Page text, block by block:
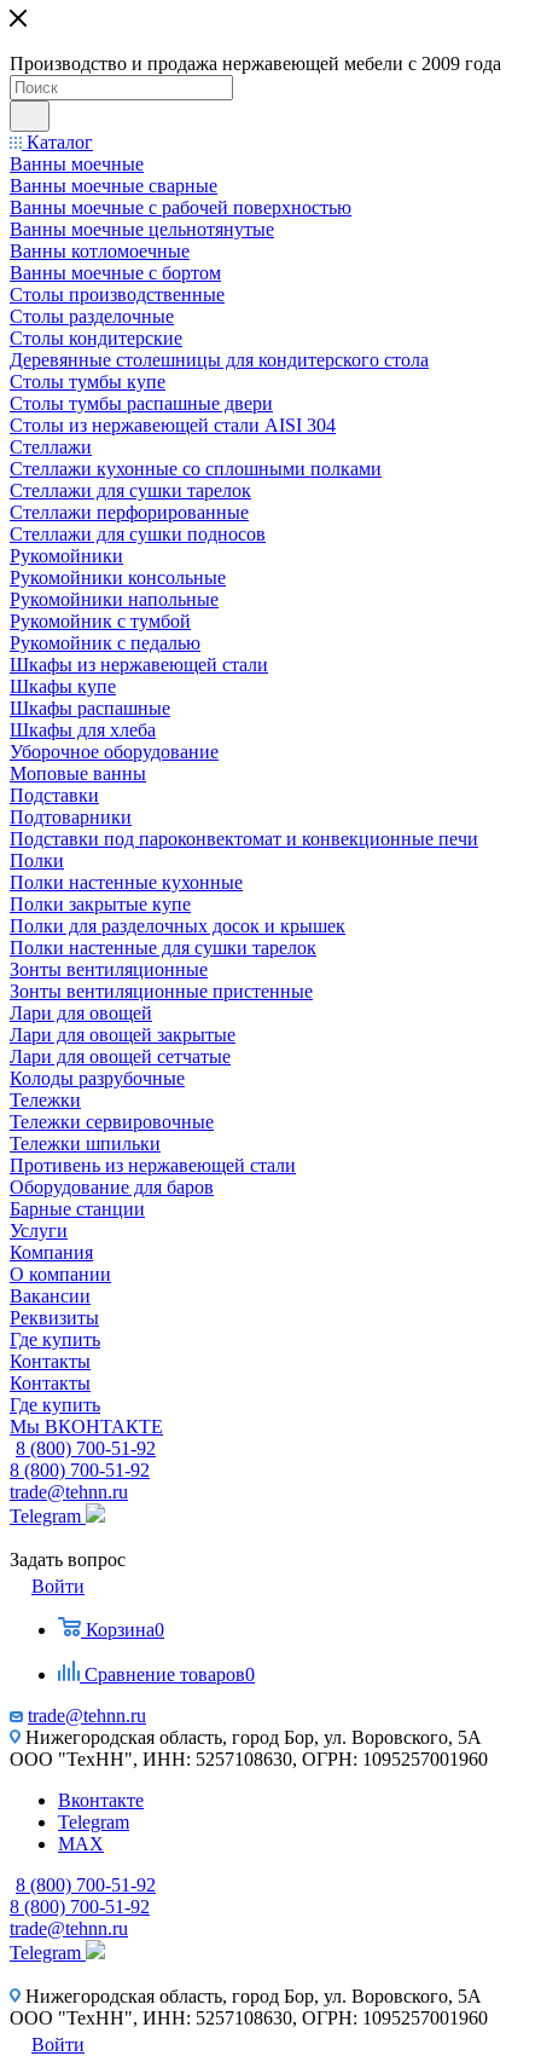
Производство и продажа нержавеющей мебели с 2009 года
Каталог
Ванны моечные
Ванны моечные сварные
Ванны моечные с рабочей поверхностью
Ванны моечные цельнотянутые
Ванны котломоечные
Ванны моечные с бортом
Столы производственные
Столы разделочные
Столы кондитерские
Деревянные столешницы для кондитерского стола
Столы тумбы купе
Столы тумбы распашные двери
Столы из нержавеющей стали AISI 304
Стеллажи
Стеллажи кухонные со сплошными полками
Стеллажи для сушки тарелок
Стеллажи перфорированные
Стеллажи для сушки подносов
Рукомойники
Рукомойники консольные
Рукомойники напольные
Рукомойник с тумбой
Рукомойник с педалью
Шкафы из нержавеющей стали
Шкафы купе
Шкафы распашные
Шкафы для хлеба
Уборочное оборудование
Моповые ванны
Подставки
Подтоварники
Подставки под пароконвектомат и конвекционные печи
Полки
Полки настенные кухонные
Полки закрытые купе
Полки для разделочных досок и крышек
Полки настенные для сушки тарелок
Зонты вентиляционные
Зонты вентиляционные пристенные
Лари для овощей
Лари для овощей закрытые
Лари для овощей сетчатые
Колоды разрубочные
Тележки
Тележки сервировочные
Тележки шпильки
Противень из нержавеющей стали
Оборудование для баров
Барные станции
Услуги
Компания
О компании
Вакансии
Реквизиты
Где купить
Контакты
Контакты
Где купить
Мы ВКОНТАКТЕ
8 (800) 700-51-92
8 (800) 700-51-92
trade@tehnn.ru
Telegram
Задать вопрос
Войти
Корзина0
Сравнение товаров0
trade@tehnn.ru
Нижегородская область, город Бор, ул. Воровского, 5А
ООО "ТехНН", ИНН: 5257108630, ОГРН: 1095257001960
Вконтакте
Telegram
MAX
8 (800) 700-51-92
8 (800) 700-51-92
trade@tehnn.ru
Telegram
Нижегородская область, город Бор, ул. Воровского, 5А
ООО "ТехНН", ИНН: 5257108630, ОГРН: 1095257001960
Войти